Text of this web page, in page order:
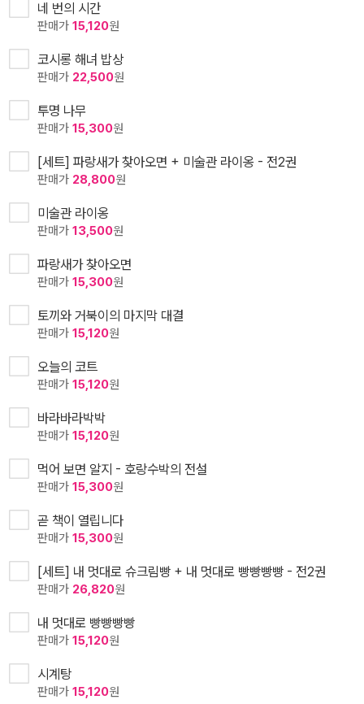
네 번의 시간
판매가 15,120원
코시롱 해녀 밥상
판매가 22,500원
투명 나무
판매가 15,300원
[세트] 파랑새가 찾아오면 + 미술관 라이옹 - 전2권
판매가 28,800원
미술관 라이옹
판매가 13,500원
파랑새가 찾아오면
판매가 15,300원
토끼와 거북이의 마지막 대결
판매가 15,120원
오늘의 코트
판매가 15,120원
바라바라박박
판매가 15,120원
먹어 보면 알지 - 호랑수박의 전설
판매가 15,300원
곧 책이 열립니다
판매가 15,300원
[세트] 내 멋대로 슈크림빵 + 내 멋대로 빵빵빵빵 - 전2권
판매가 26,820원
내 멋대로 빵빵빵빵
판매가 15,120원
시계탕
판매가 15,120원